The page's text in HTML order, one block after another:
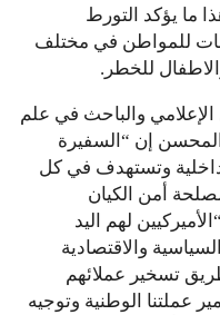
ما يؤكد التورط
للمواطن في مختلف
للخطر.
والباحث في علم
إن “السفيرة
وتستهدف في كل
أمن الكيان
لهم اليد
والاقتصادية
تسخير عملائهم
عملتنا الوطنية وتوجيه